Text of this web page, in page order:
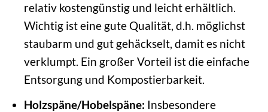
relativ kostengünstig und leicht erhältlich.
Wichtig ist eine gute Qualität, d.h. möglichst
staubarm und gut gehäckselt, damit es nicht
verklumpt. Ein großer Vorteil ist die einfache
Entsorgung und Kompostierbarkeit.
Holzspäne/Hobelspäne: Insbesondere